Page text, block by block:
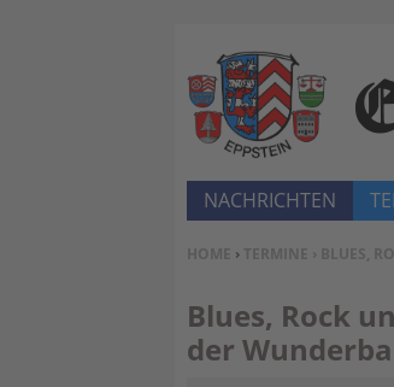
SIE BEFINDEN SICH HIER:
HOME › TERMINE › BLUES,
Blues, Rock
der
NACHRICHTEN